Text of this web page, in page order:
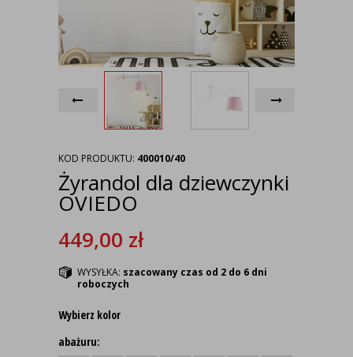
KOD PRODUKTU: 400010/40
Żyrandol dla dziewczynki
OVIEDO
449,00 zł
WYSYŁKA: szacowany czas od 2 do 6 dni
roboczych
Wybierz kolor
abażuru: